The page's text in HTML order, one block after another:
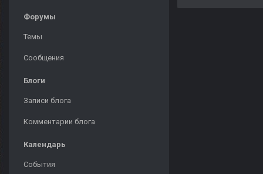
Форумы
Темы
Сообщения
Блоги
Записи блога
Комментарии блога
Календарь
События